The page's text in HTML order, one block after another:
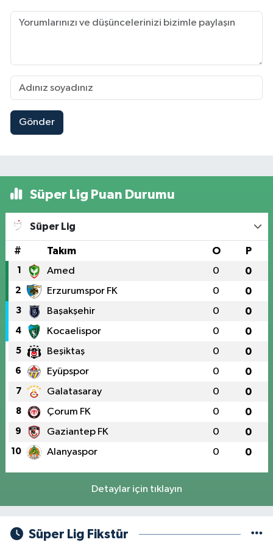
Gönder
Süper Lig Puan Durumu
Süper Lig
# Takım O P
1 Amed 0 0
2 Erzurumspor FK 0 0
3 Başakşehir 0 0
4 Kocaelispor 0 0
5 Beşiktaş 0 0
6 Eyüpspor 0 0
7 Galatasaray 0 0
8 Çorum FK 0 0
9 Gaziantep FK 0 0
10 Alanyaspor 0 0
Detaylar için tıklayın
Süper Lig Fikstür